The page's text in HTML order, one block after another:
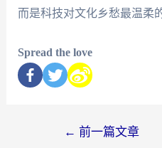
而是科技对文化乡愁最温柔
Spread the love
← 前一篇文章